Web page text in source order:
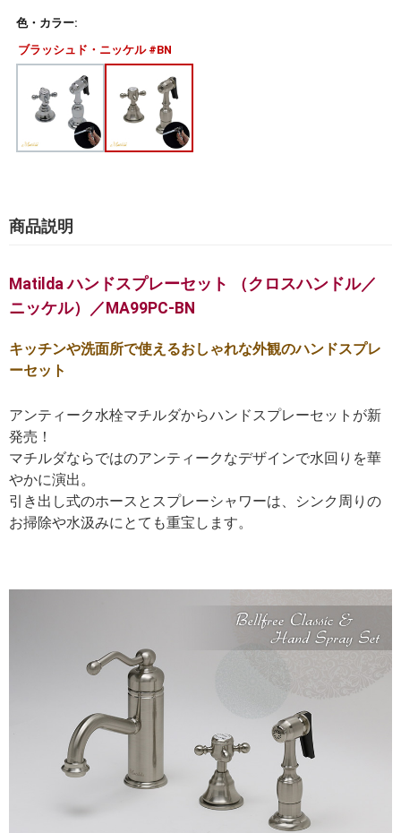
色・カラー:
ブラッシュド・ニッケル #BN
商品説明
Matilda ハンドスプレーセット （クロスハンドル／
ニッケル）／MA99PC-BN
キッチンや洗面所で使えるおしゃれな外観のハンドスプレ
ーセット
アンティーク水栓マチルダからハンドスプレーセットが新
発売！
マチルダならではのアンティークなデザインで水回りを華
やかに演出。
引き出し式のホースとスプレーシャワーは、シンク周りの
お掃除や水汲みにとても重宝します。